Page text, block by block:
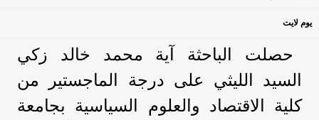
يوم لايت
حصلت الباحثة آية محمد خالد زكي
السيد الليثي على درجة الماجستير من
كلية الاقتصاد والعلوم السياسية بجامعة